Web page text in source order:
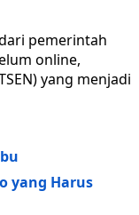
pemerintah
online,
yang menjadi
yang Harus